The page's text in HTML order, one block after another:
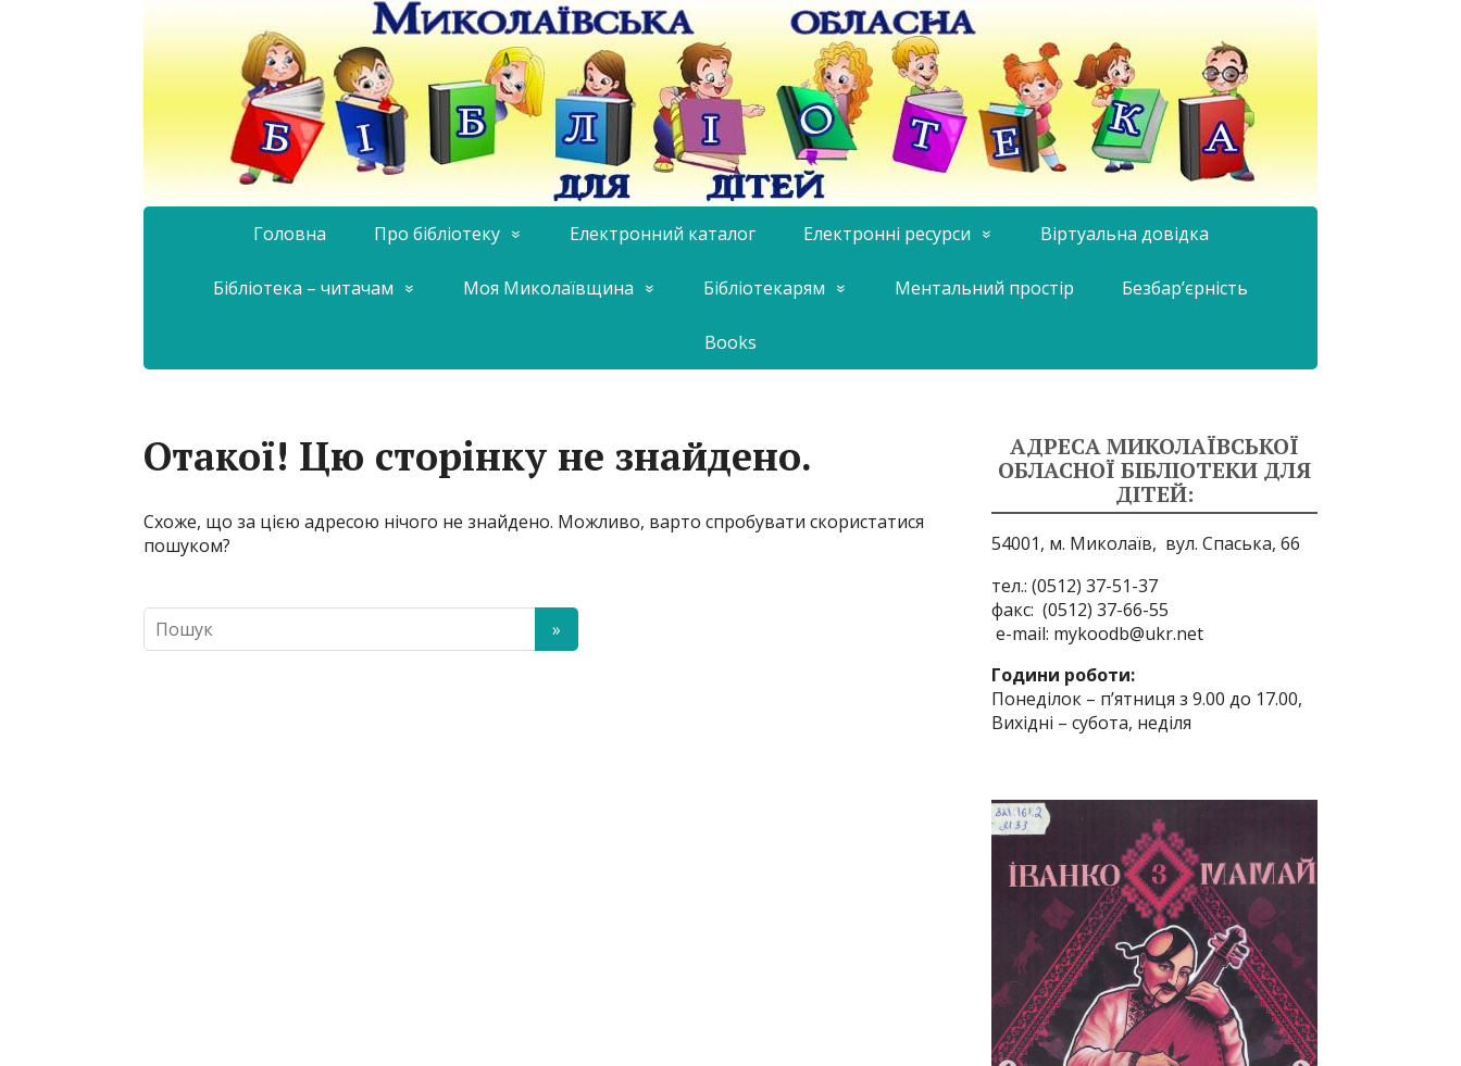
Головна Про бібліотеку Електронний каталог Електронні ресурси Віртуальна довідка
Бібліотека – читачам Моя Миколаївщина Бібліотекарям Ментальний простір Безбар’єрність
Books
Отакої! Цю сторінку не знайдено.
Схоже, що за цією адресою нічого не знайдено. Можливо, варто спробувати скористатися
пошуком?
АДРЕСА МИКОЛАЇВСЬКОЇ
ОБЛАСНОЇ БІБЛІОТЕКИ ДЛЯ
ДІТЕЙ:
54001, м. Миколаїв, вул. Спаська, 66
тел.: (0512) 37-51-37
факс: (0512) 37-66-55
e-mail: mykoodb@ukr.net
Години роботи:
Понеділок – п’ятниця з 9.00 до 17.00,
Вихідні – субота, неділя